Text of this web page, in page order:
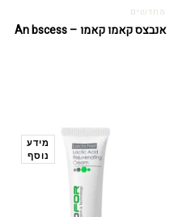
מחדשים
אנבצס קאמו קאמו – An bscess
מידע
נוסף